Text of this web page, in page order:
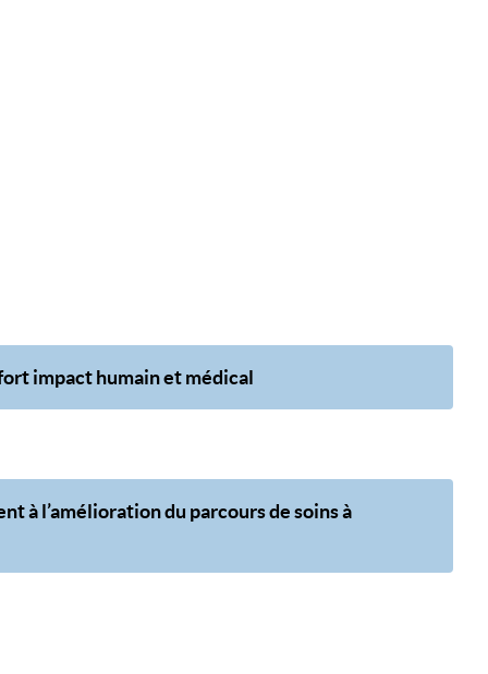
impact humain et médical
à l’amélioration du parcours de soins à